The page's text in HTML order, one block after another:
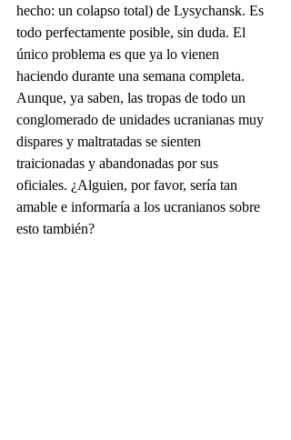
hecho: un colapso total) de Lysychansk. Es
todo perfectamente posible, sin duda. El
único problema es que ya lo vienen
haciendo durante una semana completa.
Aunque, ya saben, las tropas de todo un
conglomerado de unidades ucranianas muy
dispares y maltratadas se sienten
traicionadas y abandonadas por sus
oficiales. ¿Alguien, por favor, sería tan
amable e informaría a los ucranianos sobre
esto también?